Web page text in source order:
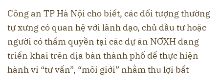
Công an TP Hà Nội cho biết, các đối tượng thường
tự xưng có quan hệ với lãnh đạo, chủ đầu tư hoặc
người có thẩm quyền tại các dự án NƠXH đang
triển khai trên địa bàn thành phố để thực hiện
hành vi “tư vấn”, “môi giới” nhằm thu lợi bất